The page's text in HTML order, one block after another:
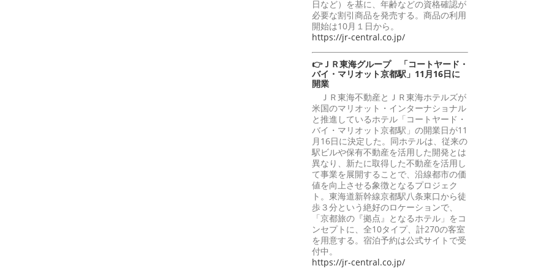
日など）を基に、年齢などの資格確認が
必要な割引商品を発売する。商品の利用
開始は10月１日から。
https://jr-central.co.jp/
👉ＪＲ東海グループ 「コートヤード・
バイ・マリオット京都駅」11月16日に
開業
ＪＲ東海不動産とＪＲ東海ホテルズが
米国のマリオット・インターナショナル
と推進しているホテル「コートヤード・
バイ・マリオット京都駅」の開業日が11
月16日に決定した。同ホテルは、従来の
駅ビルや保有不動産を活用した開発とは
異なり、新たに取得した不動産を活用し
て事業を展開することで、沿線都市の価
値を向上させる象徴となるプロジェク
ト。東海道新幹線京都駅八条東口から徒
歩３分という絶好のロケーションで、
「京都旅の『拠点』となるホテル」をコ
ンセプトに、全10タイプ、計270の客室
を用意する。宿泊予約は公式サイトで受
付中。
https://jr-central.co.jp/